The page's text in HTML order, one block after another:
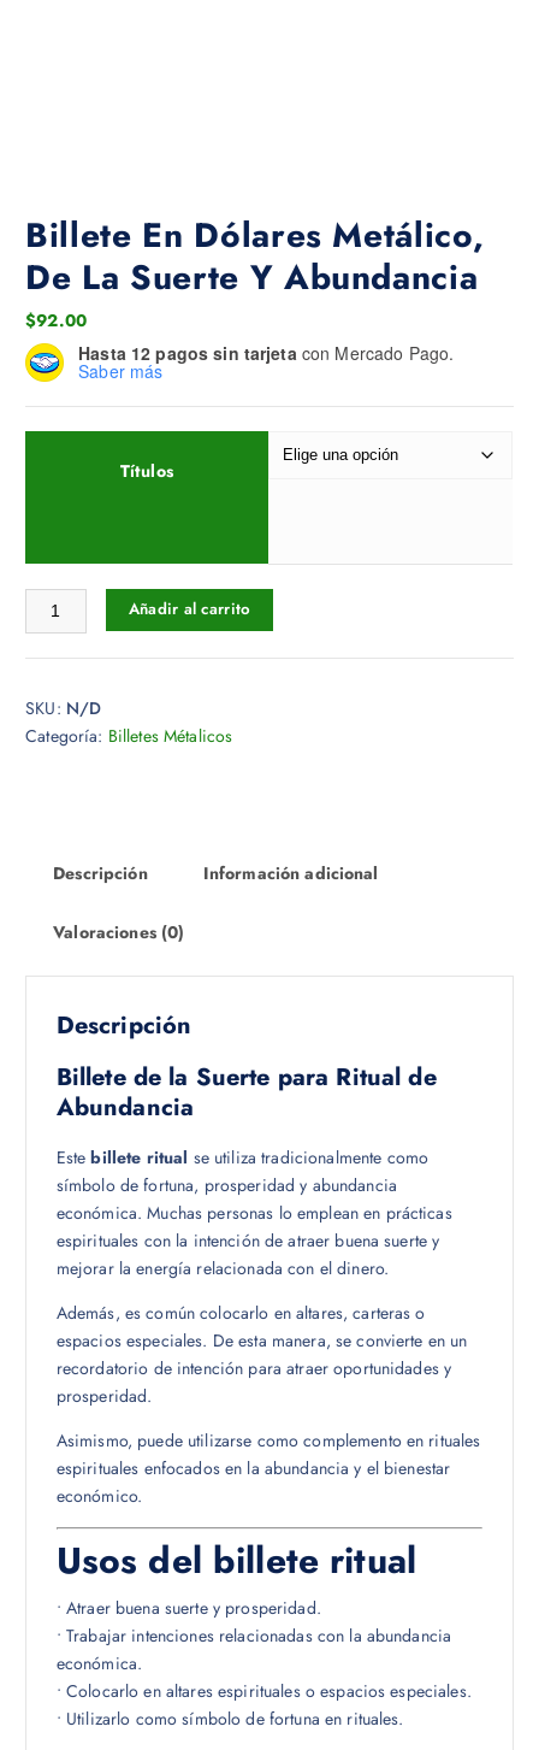
Billete En Dólares Metálico,
De La Suerte Y Abundancia
$92.00
Hasta 12 pagos sin tarjeta con Mercado Pago.
Saber más
Títulos
Billete En Dólares Metálico, De La Suerte Y Abundancia cantidad
Añadir al carrito
SKU: N/D
Categoría: Billetes Métalicos
Descripción Información adicional
Valoraciones (0)
Descripción
Billete de la Suerte para Ritual de
Abundancia
Estebillete ritual se utiliza tradicionalmente como
símbolo de fortuna, prosperidad y abundancia
económica. Muchas personas lo emplean en prácticas
espirituales con la intención de atraer buena suerte y
mejorar la energía relacionada con el dinero.
Además, es común colocarlo en altares, carteras o
espacios especiales. De esta manera, se convierte en un
recordatorio de intención para atraer oportunidades y
prosperidad.
Asimismo, puede utilizarse como complemento en rituales
espirituales enfocados en la abundancia y el bienestar
económico.
Usos del billete ritual
• Atraer buena suerte y prosperidad.
• Trabajar intenciones relacionadas con la abundancia
económica.
• Colocarlo en altares espirituales o espacios especiales.
• Utilizarlo como símbolo de fortuna en rituales.